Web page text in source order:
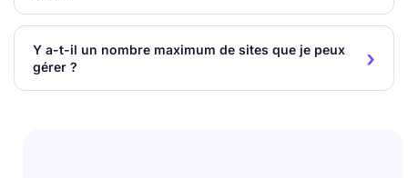
Y a-t-il un nombre maximum de sites que je peux
gérer ?